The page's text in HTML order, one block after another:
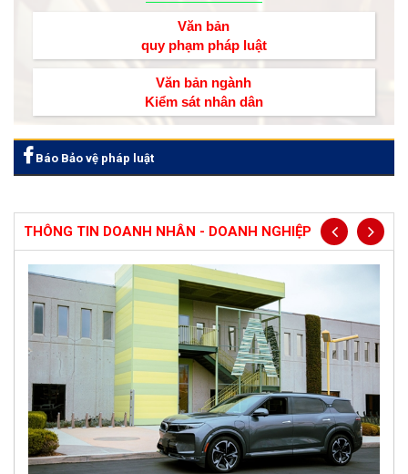
Văn bản
quy phạm pháp luật
Văn bản ngành
Kiểm sát nhân dân
Báo Bảo vệ pháp luật
THÔNG TIN DOANH NHÂN - DOANH NGHIỆP